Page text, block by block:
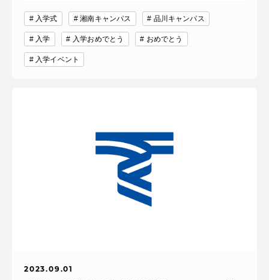
入学式 湘南キャンパス 品川キャンパス
入学 入学おめでとう おめでとう
入学イベント
2023.09.01